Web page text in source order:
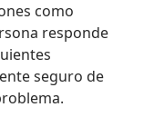
como
responde
seguro de